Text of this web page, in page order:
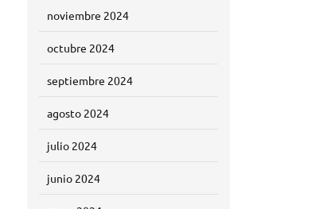
noviembre 2024
octubre 2024
septiembre 2024
agosto 2024
julio 2024
junio 2024